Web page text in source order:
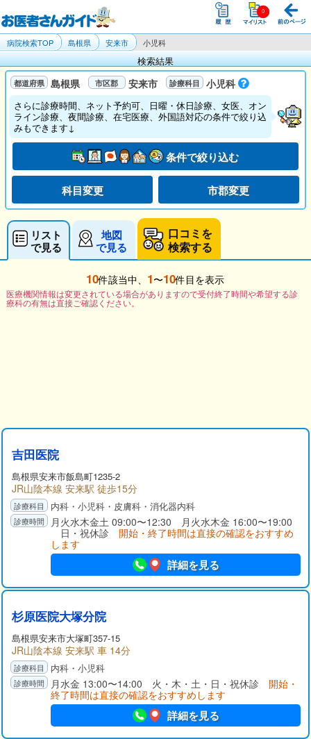
病院検索TOP 島根県 安来市 小児科
検索結果
島根県 安来市 小児科
さらに診療時間、ネット予約可、日曜・休日診療、女医、オン
ライン診療、夜間診療、在宅医療、外国語対応の条件で絞り込
みもできます↓
条件で絞り込む
科目変更 市郡変更
リスト
で見る
地図
で見る
口コミを
検索する
10件該当中、 1〜10件目を表示
医療機関情報は変更されている場合がありますので受付終了時間や希望する診
療科の有無は直接ご確認ください。
吉田医院
島根県安来市飯島町1235-2
JR山陰本線 安来駅 徒歩15分
内科・小児科・皮膚科・消化器内科
月火水木金土 09:00〜12:30 月火水木金 16:00〜19:00
日・祝休診 開始・終了時間は直接の確認をおすすめ
します
詳細を見る
杉原医院大塚分院
島根県安来市大塚町357-15
JR山陰本線 安来駅 車 14分
内科・小児科
月水金 13:00〜14:00 火・木・土・日・祝休診 開始・
終了時間は直接の確認をおすすめします
詳細を見る